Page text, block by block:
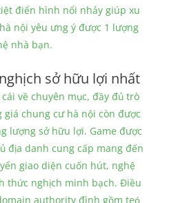
điển hình nổi nhảy giúp xu
nội yêu ưng ý được 1 lượng
nhà bạn.
sở hữu lợi nhất
về chuyên mục, đầy đủ trò
chung cư hà nội còn được
lượng sở hữu lợi. Game được
địa danh cung cấp mang đến
giao diện cuốn hút, nghệ
thức nghịch minh bạch. Điều
authority đình gồm teó